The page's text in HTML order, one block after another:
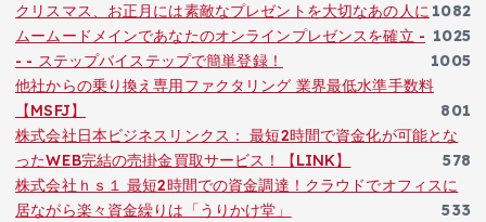
1082
クリスマス、お正月には素敵なプレゼントを大切なあの人に
1025
ムームードメインであなたのオンラインプレゼンスを確立 -
- - ステップバイステップで簡単登録！
1005
他社からの乗り換え専用ファクタリング 業界最低水準手数料
【MSFJ】
801
株式会社日本ビジネスリンクス： 最短2時間で資金化が可能とな
ったWEB完結の売掛金買取サービス！【LINK】
578
株式会社ｈｓ１ 最短2時間での資金調達！クラウドでオフィスに
居ながら楽々資金繰りは「うりかけ堂」
533